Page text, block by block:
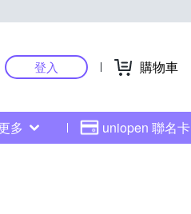
登入 購物車
多 uniopen 聯名卡